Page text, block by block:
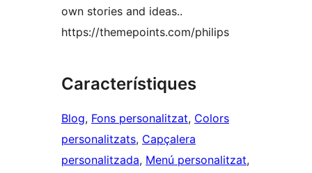
own stories and ideas..
https://themepoints.com/philips
Característiques
Blog, Fons personalitzat, Colors
personalitzats, Capçalera
personalitzada, Menú personalitzat